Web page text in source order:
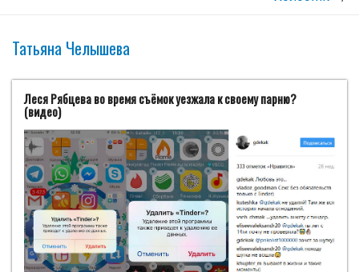
Татьяна Челышева
Леся Рябцева во время съёмок уезжала к своему парню?
(видео)